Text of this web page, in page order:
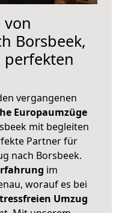
von
Borsbeek,
vergangenen
Europaumzüge
mit begleiten
Partner für
nach Borsbeek.
im
worauf es bei
Umzug